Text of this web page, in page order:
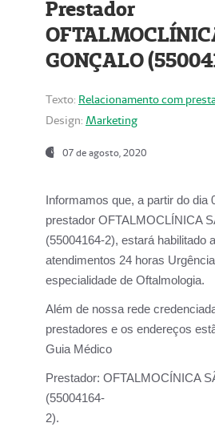
Prestador
GONÇALO
Texto: Relacionamento com
Design: Marketing
07 de agosto, 2020
Informamos que, a partir do dia
prestador OFTALMOCLÍNICA
(55004164-2), estará habilitado
atendimentos 24 horas
especialidade de Oftalmologia.
Além de nossa rede
prestadores e os endereços
Guia Médico
Prestador: OFTALMOCÍNICA
(55004164-